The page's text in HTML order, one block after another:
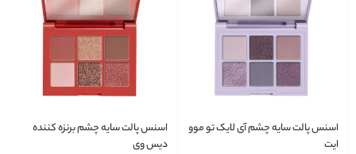
اسنس پالت سایه چشم آی لایک تو موو
ایت
اسنس پالت سایه چشم برنزه کننده
دیس وی